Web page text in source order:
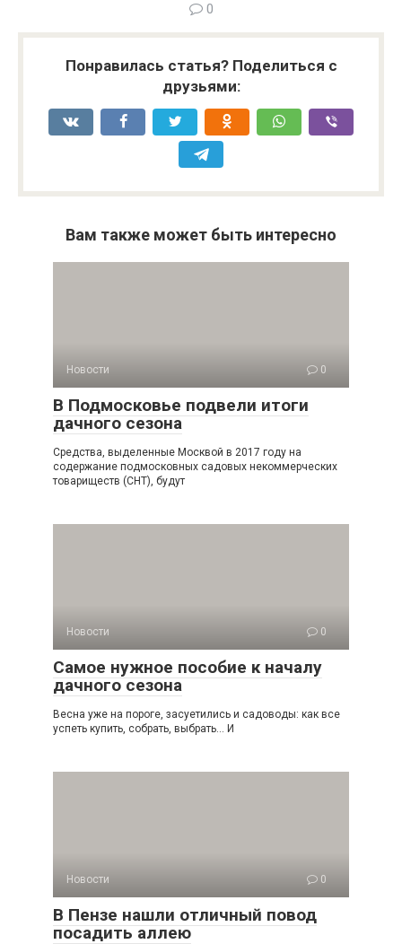
0
Понравилась статья? Поделиться с
друзьями:
Вам также может быть интересно
Новости 0
В Подмосковье подвели итоги
дачного сезона
Средства, выделенные Москвой в 2017 году на
содержание подмосковных садовых некоммерческих
товариществ (СНТ), будут
Новости 0
Самое нужное пособие к началу
дачного сезона
Весна уже на пороге, засуетились и садоводы: как все
успеть купить, собрать, выбрать… И
Новости 0
В Пензе нашли отличный повод
посадить аллею